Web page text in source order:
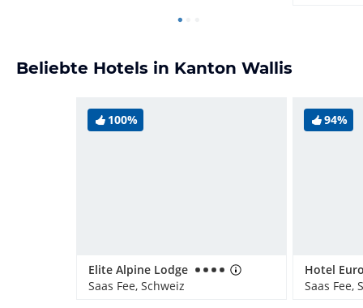
Beliebte Hotels in Kanton Wallis
100%
Elite Alpine Lodge
Saas Fee, Schweiz
94%
Hotel
Saas Fee,